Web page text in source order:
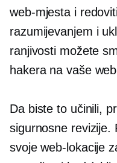
web-mjesta i
razumijevanjem i
ranjivosti možete
hakera na vaše
Da biste to učinili,
sigurnosne revizije.
svoje web-lokacije